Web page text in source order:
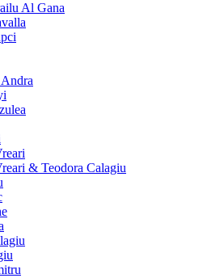
Al Gana
& Teodora Calagiu